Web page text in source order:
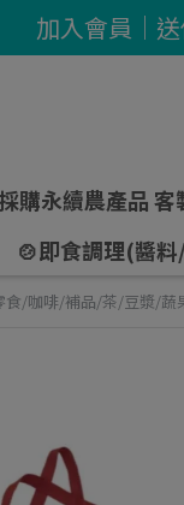
加入會員｜
購永續農產品
🍲即食調理(醬
食/咖啡/補品/茶/豆漿/蔬